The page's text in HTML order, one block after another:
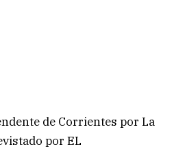
de Corrientes por La
por EL